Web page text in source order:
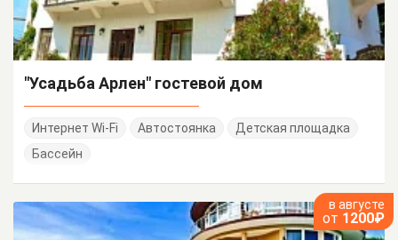
"Усадьба Арлен" гостевой дом
Интернет Wi-Fi Автостоянка
Детская площадка
Бассейн
в августе
от 1200₽